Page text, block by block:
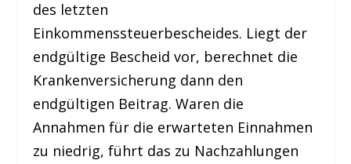
des letzten
Einkommenssteuerbescheides. Liegt der
endgültige Bescheid vor, berechnet die
Krankenversicherung dann den
endgültigen Beitrag. Waren die
Annahmen für die erwarteten Einnahmen
zu niedrig, führt das zu Nachzahlungen